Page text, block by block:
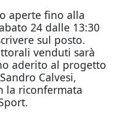
aperte fino alla
24 dalle 13:30
sul posto.
venduti sarà
aderito al progetto
Calvesi,
la riconfermata